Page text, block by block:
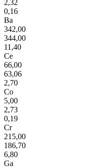
2,32
0,16
Ba
342,00
344,00
11,40
Ce
66,00
63,06
2,70
Co
5,00
2,73
0,19
Cr
215,00
186,70
6,80
Ga